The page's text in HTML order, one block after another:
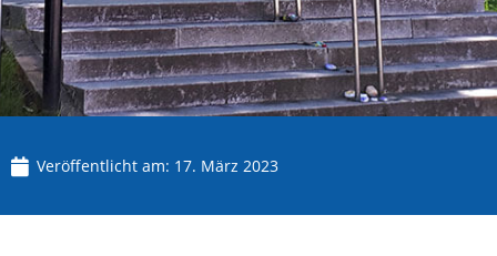
Veröffentlicht am: 17. März 2023